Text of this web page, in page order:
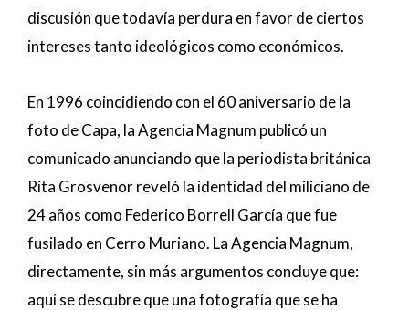
discusión que todavía perdura en favor de ciertos
intereses tanto ideológicos como económicos.
En 1996 coincidiendo con el 60 aniversario de la
foto de Capa, la Agencia Magnum publicó un
comunicado anunciando que la periodista británica
Rita Grosvenor reveló la identidad del miliciano de
24 años como Federico Borrell García que fue
fusilado en Cerro Muriano. La Agencia Magnum,
directamente, sin más argumentos concluye que:
aquí se descubre que una fotografía que se ha